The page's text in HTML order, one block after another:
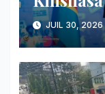
majeure
face au
JUIL 30, 2026